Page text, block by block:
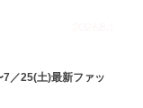
7／25(土)最新ファッ